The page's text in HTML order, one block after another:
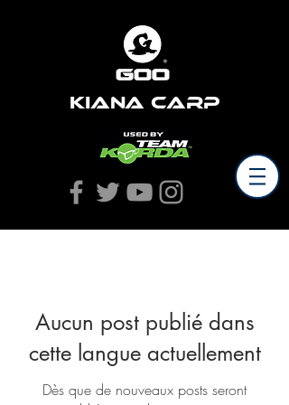
Kiana Carp
Aucun post publié dans
cette langue actuellement
Dès que de nouveaux posts seront